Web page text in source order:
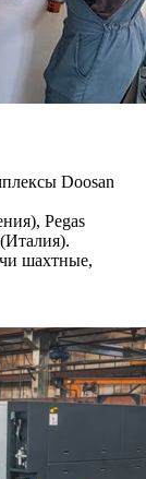
Doosan
Pegas
шахтные,